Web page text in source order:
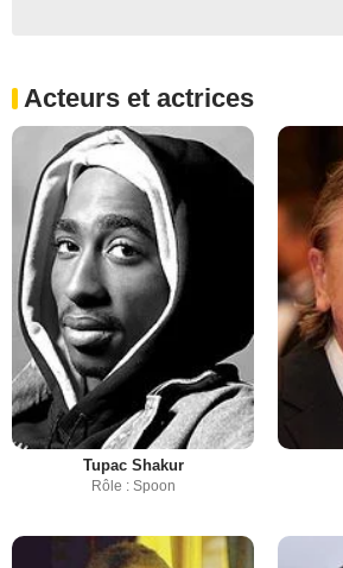
Acteurs et actrices
Tupac Shakur
Rôle : Spoon